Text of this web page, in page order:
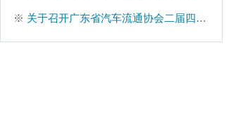
※ 关于召开广东省汽车流通协会二届四次理事扩大会的通知